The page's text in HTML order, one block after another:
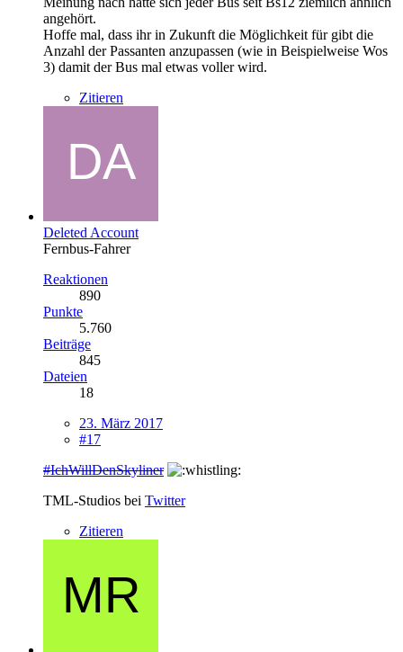
angehört.
Hoffe mal, dass ihr in Zukunft die Möglichkeit für gibt die
Anzahl der Passanten anzupassen (wie in Beispielweise Wos
3) damit der Bus mal etwas voller wird.
Zitieren
Deleted Account
Fernbus-Fahrer
Reaktionen
890
Punkte
5.760
Beiträge
845
Dateien
18
23. März 2017
#17
#IchWillDenSkyliner
TML-Studios bei Twitter
Zitieren